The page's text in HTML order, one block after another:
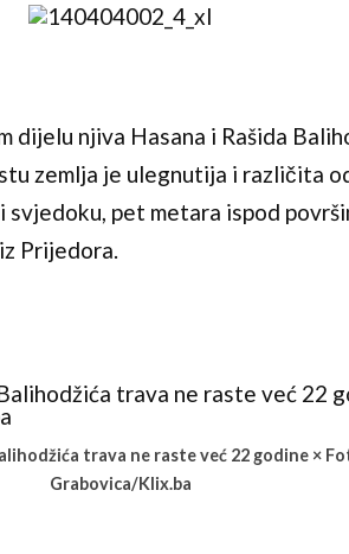
dijelu njiva Hasana i Rašida
zemlja je ulegnutija i različita
pet metara ispod
Prijedora.
trava ne raste već 22 godine ×
Grabovica/Klix.ba